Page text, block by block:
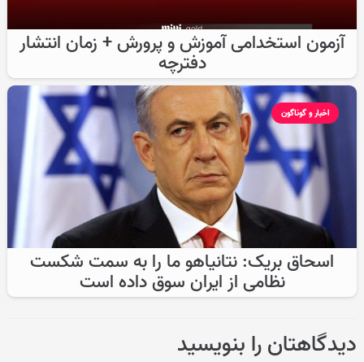
آزمون استخدامی آموزش و پرورش + زمان انتشار
دفترچه
اخبار و گوناگون
اسحاق بریک: نتانیاهو ما را به سمت شکست
نظامی از ایران سوق داده است
دیدگاهتان را بنویسید